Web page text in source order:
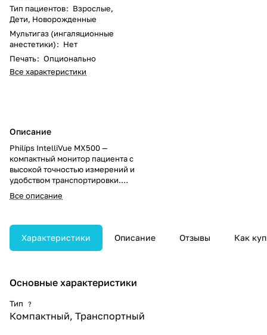
Тип пациентов: Взрослые,
Дети, Новорожденные
Мультигаз (ингаляционные
анестетики): Нет
Печать: Опционально
Все характеристики
Описание
Philips IntelliVue MX500 —
компактный монитор пациента с
высокой точностью измерений и
удобством транспортировки.
Обеспечивает оперативный
доступ к клинически важной
помощи при множественных
госпитализациях.
Все описание
Характеристики Описание Отзывы Как
Основные характеристики
Тип ?
Компактный, Транспортный